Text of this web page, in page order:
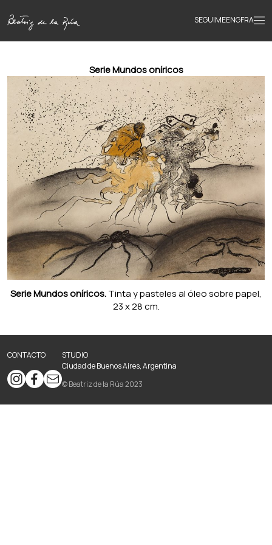
SEGUIMEENGFRA
Inicio
Obras
Textos
Biografía
Libros
Novedades
Serie Mundos oníricos
Serie Mundos oníricos.Tinta y pasteles al óleo sobre papel,
23 x 28 cm.
CONTACTO
STUDIO
Ciudad de Buenos Aires, Argentina
© Beatriz de la Rúa 2023